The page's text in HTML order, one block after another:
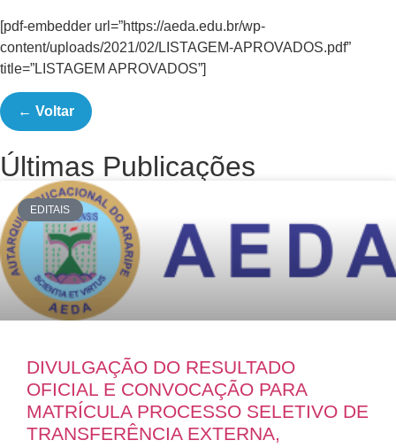
[pdf-embedder url=”https://aeda.edu.br/wp-
content/uploads/2021/02/LISTAGEM-APROVADOS.pdf”
title=”LISTAGEM APROVADOS”]
← Voltar
Últimas Publicações
EDITAIS
DIVULGAÇÃO DO RESULTADO
OFICIAL E CONVOCAÇÃO PARA
MATRÍCULA PROCESSO SELETIVO DE
TRANSFERÊNCIA EXTERNA,